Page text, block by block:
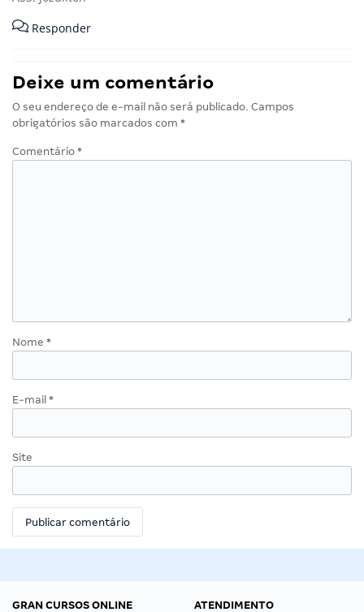
Responder
Deixe um comentário
O seu endereço de e-mail não será publicado. Campos
obrigatórios são marcados com *
Comentário *
Nome *
E-mail *
Site
GRAN CURSOS ONLINE
ATENDIMENTO